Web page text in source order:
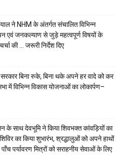
ने NHM के अंतर्गत संचालित विभिन्न
एवं जनकल्याण से जुड़े महत्वपूर्ण विषयों के
की … जरूरी निर्देश दिए
बिना रुके, बिना थके अपने हर वादे को कर
में विभिन्न विकास योजनाओं का लोकार्पण–
के साथ देवभूमि ने किया शिवभक्त कांवड़ियों का
का किया शुभारंभ, श्रद्धालुओं को अपने हाथों
पर्यावरण मित्रों को सराहनीय सेवाओं के लिए